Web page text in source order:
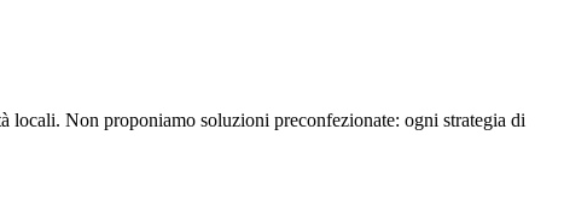
locali. Non proponiamo soluzioni preconfezionate: ogni strategia di